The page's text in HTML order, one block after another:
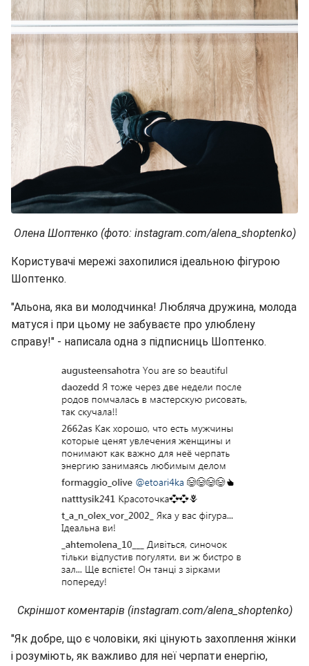
Олена Шоптенко (фото: instagram.com/alena_shoptenko)
Користувачі мережі захопилися ідеальною фігурою
Шоптенко.
"Альона, яка ви молодчинка! Любляча дружина, молода
матуся і при цьому не забуваєте про улюблену
справу!" - написала одна з підписниць Шоптенко.
Скріншот коментарів (instagram.com/alena_shoptenko)
"Як добре, що є чоловіки, які цінують захоплення жінки
і розуміють, як важливо для неї черпати енергію,